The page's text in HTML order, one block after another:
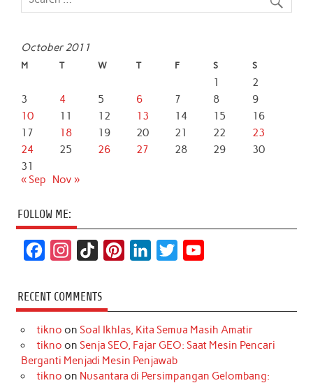
October 2011
M T W T F S S
1
2
3
4 5 6 7 8
9
10
11 12 13 14 15
16
17
18 19 20 21 22
23
24
25 26 27 28 29
30
31
« Sep
Nov »
FOLLOW ME:
c
e
b
o
s
t
a
r
k
T
o
k
t
e
r
e
k
e
d
I
t
t
r
T
u
e
RECENT COMMENTS
tikno on Soal Ikhlas, Kita Semua Masih Amatir
tikno on Senja SEO, Fajar GEO: Saat Mesin Pencari
Berganti Menjadi Mesin Penjawab
tikno on Nusantara di Persimpangan Gelombang: